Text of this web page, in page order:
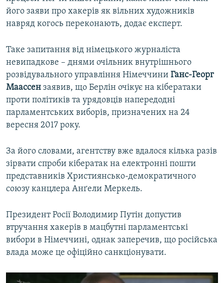
його заяви про хакерів як вільних художників
навряд когось переконають, додає експерт.
Таке запитання від німецького журналіста
невипадкове – днями очільник внутрішнього
розвідувального управління Німеччини Ганс-Георг
Маассен заявив, що Берлін очікує на кібератаки
проти політиків та урядовців напередодні
парламентських виборів, призначених на 24
вересня 2017 року.
За його словами, агентству вже вдалося кілька разів
зірвати спроби кібератак на електронні пошти
представників Християнсько-демократичного
союзу канцлера Анґели Меркель.
Президент Росії Володимир Путін допустив
втручання хакерів в мацбутні парламентські
вибори в Німеччині, однак заперечив, що російська
влада може це офіційно санкціонувати.